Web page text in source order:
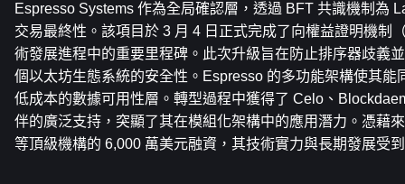
Espresso Systems 作為全局確認層，透過 BFT 共識機制為
交易最終性。該項目於 3 月 4 日正式完成了向權益證明機制
術發展進程中的重要里程碑。此次升級旨在防止排序器歧義
個以太坊生態系統的安全性。Espresso 的多功能架構使其能
低成本的數據可用性層。轉型過程中獲得了 Celo、
伴的廣泛支持，突顯了其在模組化架構中的應用潛力。憑藉
等頂級機構的 6,000 萬美元融資，其技術實力與長期發展受